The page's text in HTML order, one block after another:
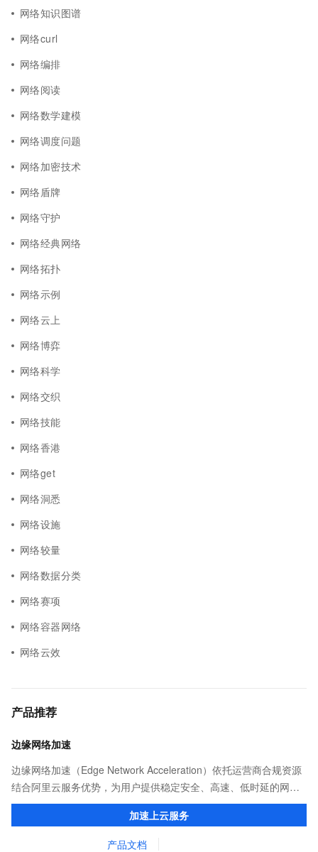
网络知识图谱
网络curl
网络编排
网络阅读
网络数学建模
网络调度问题
网络加密技术
网络盾牌
网络守护
网络经典网络
网络拓扑
网络示例
网络云上
网络博弈
网络科学
网络交织
网络技能
网络香港
网络get
网络洞悉
网络设施
网络较量
网络数据分类
网络赛项
网络容器网络
网络云效
产品推荐
边缘网络加速
边缘网络加速（Edge Network Acceleration）依托运营商合规资源
结合阿里云服务优势，为用户提供稳定安全、高速、低时延的网络
传输，解决客户不同站点的连接、组网、数据安全传输、业务质量
加速上云服务
产品文档